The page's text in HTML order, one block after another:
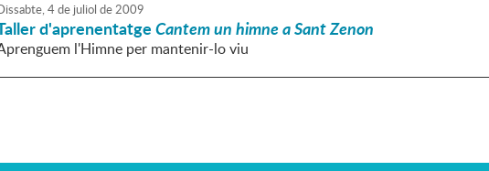
4de juliol de2009
d'aprenentatgeCantem un himne a Sant Zenon
l'Himne per mantenir-lo viu